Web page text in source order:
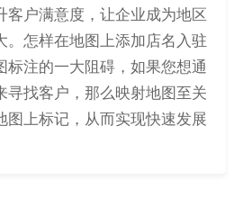
客户满意度，让企业成为地区
。怎样在地图上添加店名入驻
标注的一大阻碍，如果您想通
寻找客户，那么映射地图至关
图上标记，从而实现快速发展